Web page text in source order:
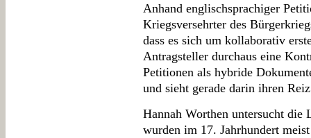
Anhand englischsprachiger
Kriegsversehrter des
dass es sich um kollaborativ
Antragsteller durchaus eine
Petitionen als hybride
und sieht gerade darin ihren
Hannah Worthen untersucht
wurden im 17. Jahrhundert